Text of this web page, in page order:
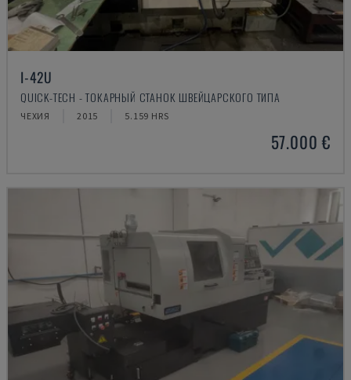
I-42U
QUICK-TECH - ТОКАРНЫЙ СТАНОК ШВЕЙЦАРСКОГО ТИПА
ЧЕХИЯ 2015 5.159 HRS
57.000 €